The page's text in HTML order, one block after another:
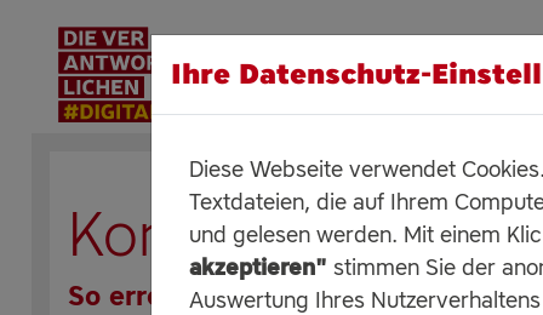
Kontakt
So erreichen Sie uns
Ihre Datenschutz-
Diese Webseite verwendet
Textdateien, die auf Ihrem
und gelesen werden. Mit einem
akzeptieren" stimmen Sie der
Auswertung Ihres